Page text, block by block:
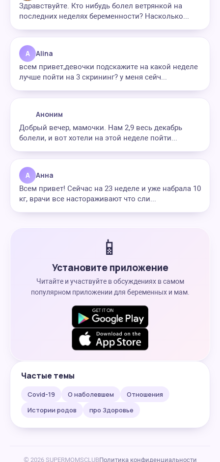
Здравствуйте. Кто нибудь болел ветрянкой на
последних неделях беременности? Насколько...
A Alina
всем привет,девочки подскажите на какой неделе
лучше пойти на 3 скрининг? у меня сейч...
Аноним
Добрый вечер, мамочки. Нам 2,9 весь декабрь
болели, и вот хотели на этой неделе пойти...
А Анна
Всем привет! Сейчас на 23 неделе и уже набрала 10
кг, врачи все настораживают что сли...
📱
Установите приложение
Читайте и участвуйте в обсуждениях в самом
популярном приложении для беременных и мам.
Частые темы
Covid-19 О наболевшем
Отношения
Истории родов
про Здоровье
© 2026 SUPERMOMSCLUBПолитика конфиденциальности